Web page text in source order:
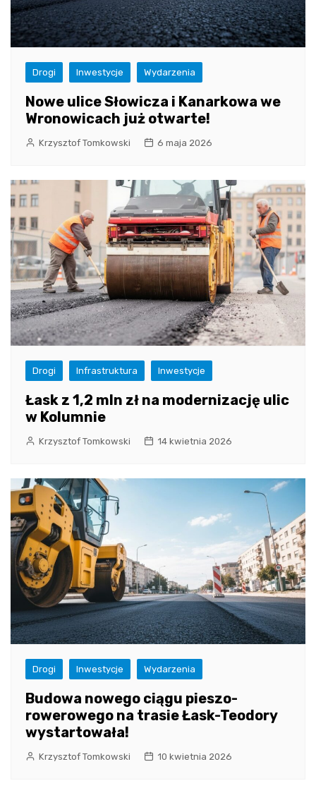
Drogi Inwestycje Wydarzenia
Nowe ulice Słowicza i Kanarkowa we
Wronowicach już otwarte!
Krzysztof Tomkowski 6 maja 2026
Drogi Infrastruktura Inwestycje
Łask z 1,2 mln zł na modernizację ulic
w Kolumnie
Krzysztof Tomkowski 14 kwietnia 2026
Drogi Inwestycje Wydarzenia
Budowa nowego ciągu pieszo-
rowerowego na trasie Łask-Teodory
wystartowała!
Krzysztof Tomkowski 10 kwietnia 2026